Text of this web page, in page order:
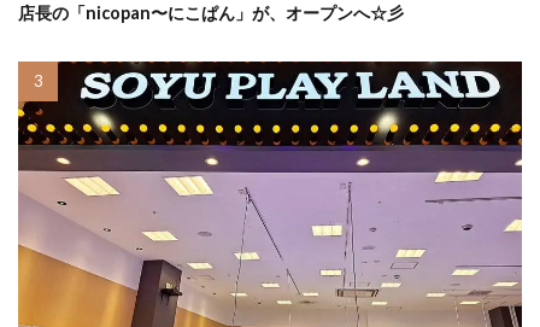
店長の「nicopan〜にこぱん」が、オープンへ☆彡